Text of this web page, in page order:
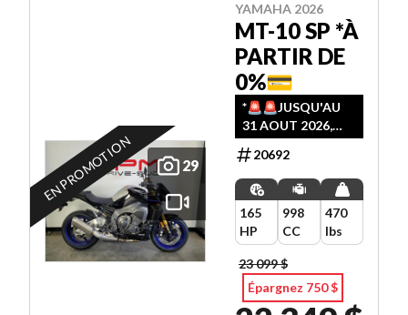
29
EN PROMOTION
YAMAHA 2026
MT-10 SP *À
PARTIR DE
0%💳
*🚨️🚨️JUSQU'AU
31 AOUT 2026,
PROFITEZ DU
RABAIS DÉJA
APPLIQUÉ, OU
AJOUTEZ 750$ ET
OBTENEZ UN
CHOIX DE➡️
(0% / 24 ET 36
MOIS) - (5.99% / 48
ET 60 MOIS) -
20692
165
HP
998
CC
470
lbs
23 099 $
Épargnez 750 $